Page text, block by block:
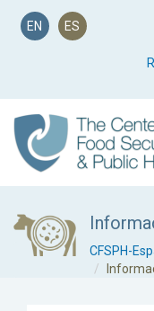
EN ES
CFSPH-